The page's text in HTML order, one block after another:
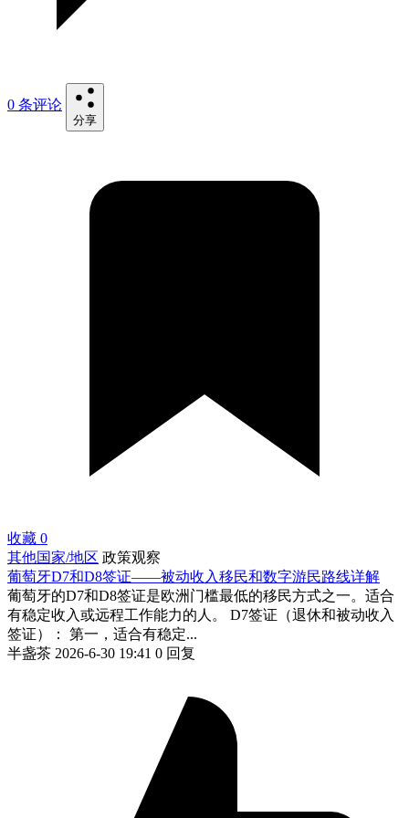
0 条评论
分享
收藏 0
其他国家/地区 政策观察
葡萄牙D7和D8签证——被动收入移民和数字游民路线详解
葡萄牙的D7和D8签证是欧洲门槛最低的移民方式之一。适合
有稳定收入或远程工作能力的人。 D7签证（退休和被动收入
签证）： 第一，适合有稳定...
半盏茶 2026-6-30 19:41 0 回复